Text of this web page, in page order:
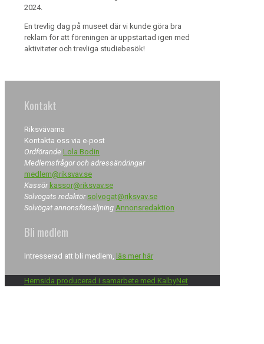
2024.
En trevlig dag på museet där vi kunde göra bra
reklam för att föreningen är uppstartad igen med
aktiviteter och trevliga studiebesök!
Kontakt
Riksvävarna
Kontakta oss via e-post
Ordförande Lola Bodin
Medlemsfrågor och adressändringar
medlem@riksvav.se
Kassör kassor@riksvav.se
Solvögats redaktör solvogat@riksvav.se
Solvögat annonsförsäljning Annonsredaktion
Bli medlem
Intresserad att bli medlem, läs mer här
Hemsida producerad i samarbete med KalbyNet